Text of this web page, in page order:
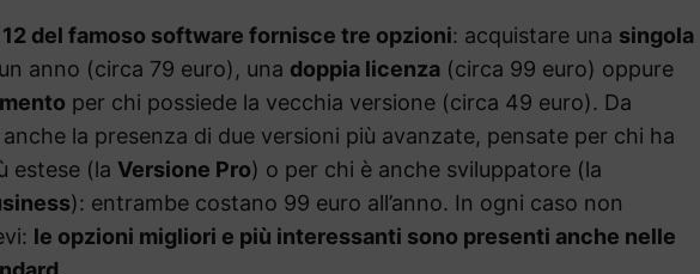
del famoso software fornisce tre opzioni: acquistare una singola
anno (circa 79 euro), una doppia licenza (circa 99 euro) oppure
per chi possiede la vecchia versione (circa 49 euro). Da
la presenza di due versioni più avanzate, pensate per chi ha
estese (la Versione Pro) o per chi è anche sviluppatore (la
): entrambe costano 99 euro all’anno. In ogni caso non
le opzioni migliori e più interessanti sono presenti anche nelle